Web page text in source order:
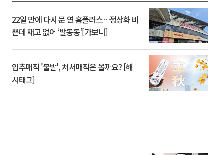
22일 만에 다시 문 연 홈플러스…정상화 바
쁜데 재고 없어 ‘발동동’[가보니]
입추매직 '불발', 처서매직은 올까요? [해
시태그]